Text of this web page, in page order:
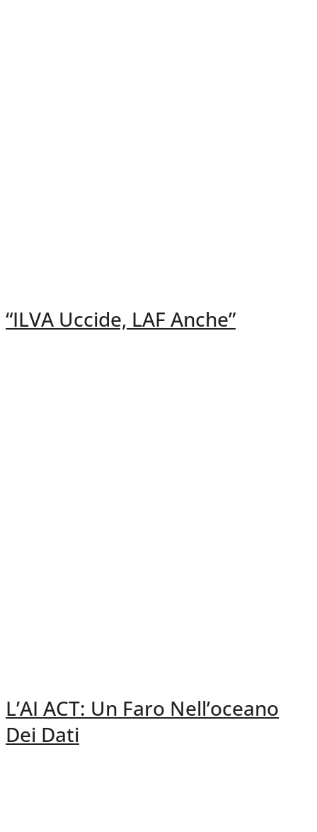
“ILVA Uccide, LAF Anche”
L’AI ACT: Un Faro Nell’oceano
Dei Dati